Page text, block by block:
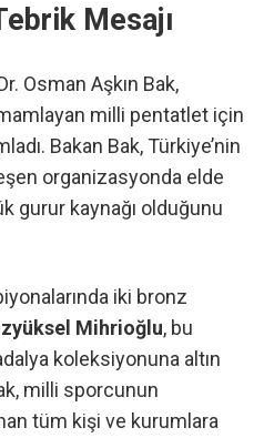
Mesajı
Osman Aşkın Bak,
milli pentatlet için
Bakan Bak, Türkiye’nin
organizasyonda elde
gurur kaynağı olduğunu
iki bronz
Mihrioğlu, bu
koleksiyonuna altın
milli sporcunun
tüm kişi ve kurumlara